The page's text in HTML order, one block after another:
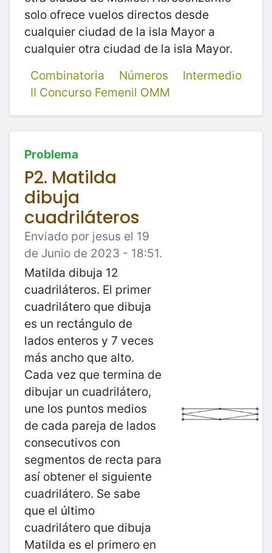
solo ofrece vuelos directos desde
cualquier ciudad de la isla Mayor a
cualquier otra ciudad de la isla Mayor.
Combinatoria
Números
Intermedio
II Concurso Femenil OMM
Problema
P2. Matilda
dibuja
cuadriláteros
Enviado por jesus el 19
de Junio de 2023 - 18:51.
Matilda dibuja 12
cuadriláteros. El primer
cuadrilátero que dibuja
es un rectángulo de
lados enteros y 7 veces
más ancho que alto.
Cada vez que termina de
dibujar un cuadrilátero,
une los puntos medios
de cada pareja de lados
consecutivos con
segmentos de recta para
así obtener el siguiente
cuadrilátero. Se sabe
que el último
cuadrilátero que dibuja
Matilda es el primero en